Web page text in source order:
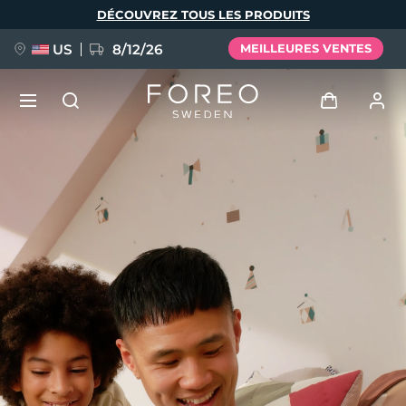
DÉCOUVREZ TOUS LES PRODUITS
US 8/12/26 MEILLEURES VENTES
Se connecter
Profil de l'utilisateur
Mes commandes
Mes abonnements
NOUVEAU
FAQ™ Pure Beauty-Tech Elixir
BREAKING NEWS
issa™ Teeth Whitening Set
Langue
English Deutsch
Español
Français
Italiano
Polski
Svenska
Русский
Türkçe
简体中文